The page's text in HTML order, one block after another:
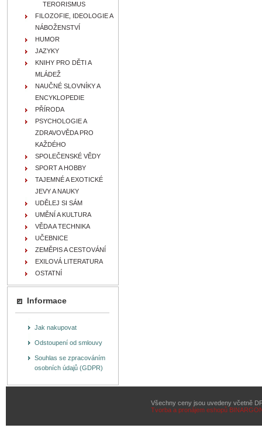
TERORISMUS
FILOZOFIE, IDEOLOGIE A
NÁBOŽENSTVÍ
HUMOR
JAZYKY
KNIHY PRO DĚTI A
MLÁDEŽ
NAUČNÉ SLOVNÍKY A
ENCYKLOPEDIE
PŘÍRODA
PSYCHOLOGIE A
ZDRAVOVĚDA PRO
KAŽDÉHO
SPOLEČENSKÉ VĚDY
SPORT A HOBBY
TAJEMNÉ A EXOTICKÉ
JEVY A NAUKY
UDĚLEJ SI SÁM
UMĚNÍ A KULTURA
VĚDA A TECHNIKA
UČEBNICE
ZEMĚPIS A CESTOVÁNÍ
EXILOVÁ LITERATURA
OSTATNÍ
Informace
Jak nakupovat
Odstoupení od smlouvy
Souhlas se zpracováním
osobních údajů (GDPR)
Všechny ceny jsou uvedeny včetně
Tvorba a pronájem eshopů